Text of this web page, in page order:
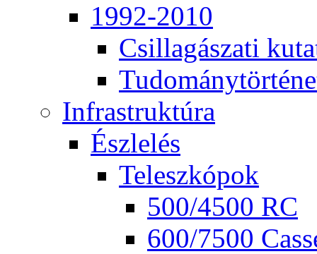
1992-2010
Csil­la­gá­sza­ti
Inf­ra­struk­tú­ra
Ész­le­lés
Te­lesz­kó­pok
500/4500 RC
600/7500